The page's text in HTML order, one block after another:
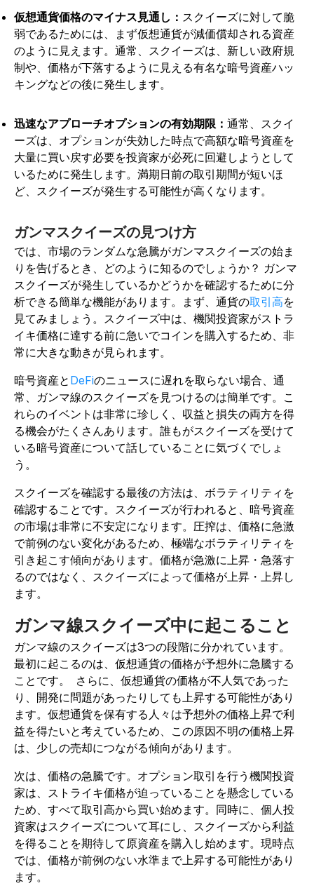
仮想通貨価格のマイナス見通し： スクイーズに対して脆
弱であるためには、まず仮想通貨が減価償却される資産
のように見えます。通常、スクイーズは、新しい政府規
制や、価格が下落するように見える有名な暗号資産ハッ
キングなどの後に発生します。
迅速なアプローチオプションの有効期限： 通常、スクイ
ーズは、オプションが失効した時点で高額な暗号資産を
大量に買い戻す必要を投資家が必死に回避しようとして
いるために発生します。満期日前の取引期間が短いほ
ど、スクイーズが発生する可能性が高くなります。
ガンマスクイーズの見つけ方
では、市場のランダムな急騰がガンマスクイーズの始ま
りを告げるとき、どのように知るのでしょうか？ ガンマ
スクイーズが発生しているかどうかを確認するために分
析できる簡単な機能があります。まず、通貨の取引高を
見てみましょう。スクイーズ中は、機関投資家がストラ
イキ価格に達する前に急いでコインを購入するため、非
常に大きな動きが見られます。
暗号資産と DeFiのニュースに遅れを取らない場合、通
常、ガンマ線のスクイーズを見つけるのは簡単です。こ
れらのイベントは非常に珍しく、収益と損失の両方を得
る機会がたくさんあります。誰もがスクイーズを受けて
いる暗号資産について話していることに気づくでしょ
う。
スクイーズを確認する最後の方法は、ボラティリティを
確認することです。スクイーズが行われると、暗号資産
の市場は非常に不安定になります。圧搾は、価格に急激
で前例のない変化があるため、極端なボラティリティを
引き起こす傾向があります。価格が急激に上昇・急落す
るのではなく、スクイーズによって価格が上昇・上昇し
ます。
ガンマ線スクイーズ中に起こること
ガンマ線のスクイーズは3つの段階に分かれています。
最初に起こるのは、仮想通貨の価格が予想外に急騰する
ことです。 さらに、仮想通貨の価格が不人気であった
り、開発に問題があったりしても上昇する可能性があり
ます。仮想通貨を保有する人々は予想外の価格上昇で利
益を得たいと考えているため、この原因不明の価格上昇
は、少しの売却につながる傾向があります。
次は、価格の急騰です。オプション取引を行う機関投資
家は、ストライキ価格が迫っていることを懸念している
ため、すべて取引高から買い始めます。同時に、個人投
資家はスクイーズについて耳にし、スクイーズから利益
を得ることを期待して原資産を購入し始めます。現時点
では、価格が前例のない水準まで上昇する可能性があり
ます。